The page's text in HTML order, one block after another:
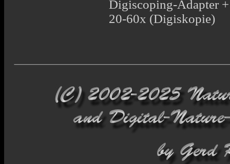
Digiscoping-Adapter
20-60x (Digiskopie)